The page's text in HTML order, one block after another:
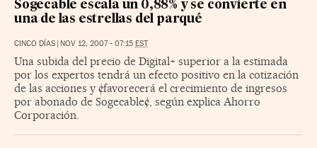
Sogecable escala un 0,88% y se convierte en
una de las estrellas del parqué
CINCO DÍAS | NOV 12, 2007 - 07:15 EST
Una subida del precio de Digital+ superior a la estimada
por los expertos tendrá un efecto positivo en la cotización
de las acciones y ¢favorecerá el crecimiento de ingresos
por abonado de Sogecable¢, según explica Ahorro
Corporación.